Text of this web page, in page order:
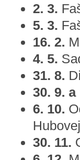
2. 3.
5. 3.
16. 2.
4. 5.
31. 8.
30. 9. a
6. 10.
30. 11.